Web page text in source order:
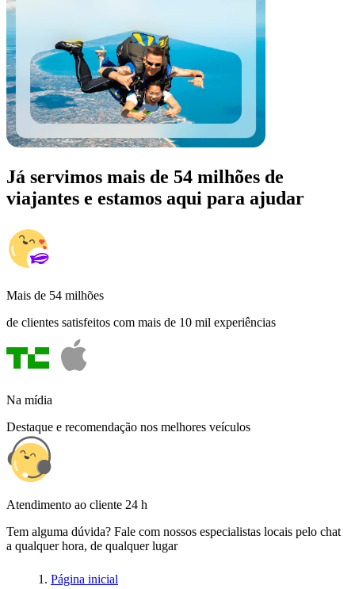
Já servimos mais de 54 milhões de
viajantes e estamos aqui para ajudar
Mais de 54 milhões
de clientes satisfeitos com mais de 10 mil experiências
Na mídia
Destaque e recomendação nos melhores veículos
Atendimento ao cliente 24 h
Tem alguma dúvida? Fale com nossos especialistas locais pelo chat
a qualquer hora, de qualquer lugar
Página inicial